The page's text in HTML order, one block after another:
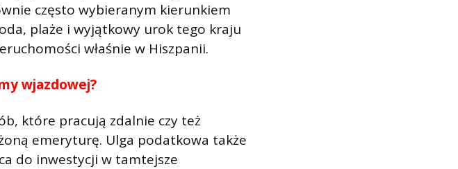
często wybieranym kierunkiem
plaże i wyjątkowy urok tego kraju
właśnie w Hiszpanii.
wjazdowej?
które pracują zdalnie czy też
emeryturę. Ulga podatkowa także
do inwestycji w tamtejsze